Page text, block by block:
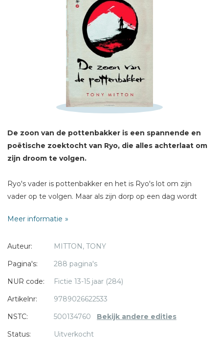
De zoon van de pottenbakker is een spannende en
poëtische zoektocht van Ryo, die alles achterlaat om
zijn droom te volgen.
Ryo's vader is pottenbakker en het is Ryo's lot om zijn
vader op te volgen. Maar als zijn dorp op een dag wordt
mysterieuze krijger verschijnt om hen weg te jagen, weet
toetreden tot de orde van de Verborgenen.
Ryo pakt zijn spullen en begint aan een spannende reis.
Een schitterend verhaal dat wat weg heeft van Een brief
voor de koning van Tonke Dragt.
Geschikt voor kinderen vanaf 12 jaar.
Meer informatie
Auteur:
MITTON, TONY
Pagina's:
288 pagina's
NUR code:
Fictie 13-15 jaar (284)
Artikelnr:
9789026622533
NSTC:
500134760 Bekijk andere edities
Status:
Uitverkocht
Schrijf hieronder je review!
Bericht *